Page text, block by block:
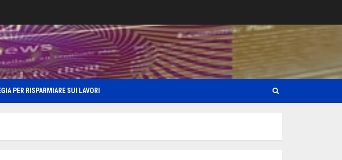
PER RISPARMIARE SUI LAVORI